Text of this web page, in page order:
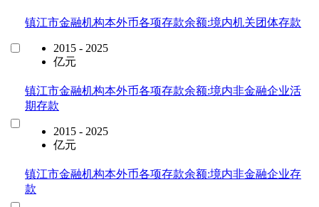
镇江市金融机构本外币各项存款余额:境内机关团体存款
2015 - 2025
亿元
镇江市金融机构本外币各项存款余额:境内非金融企业活
期存款
2015 - 2025
亿元
镇江市金融机构本外币各项存款余额:境内非金融企业存
款